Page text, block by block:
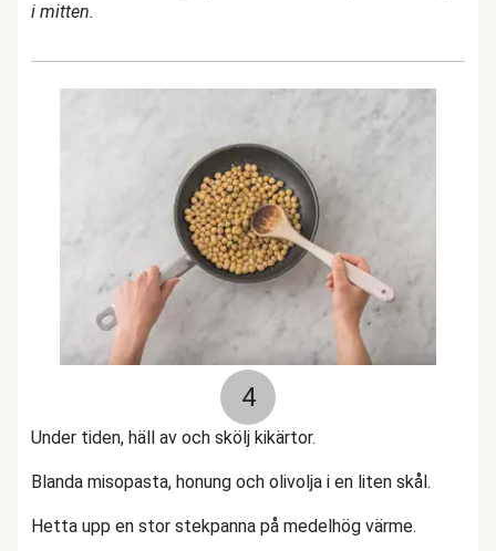
i mitten.
4
Under tiden, häll av och skölj kikärtor.
Blanda misopasta, honung och olivolja i en liten skål.
Hetta upp en stor stekpanna på medelhög värme.